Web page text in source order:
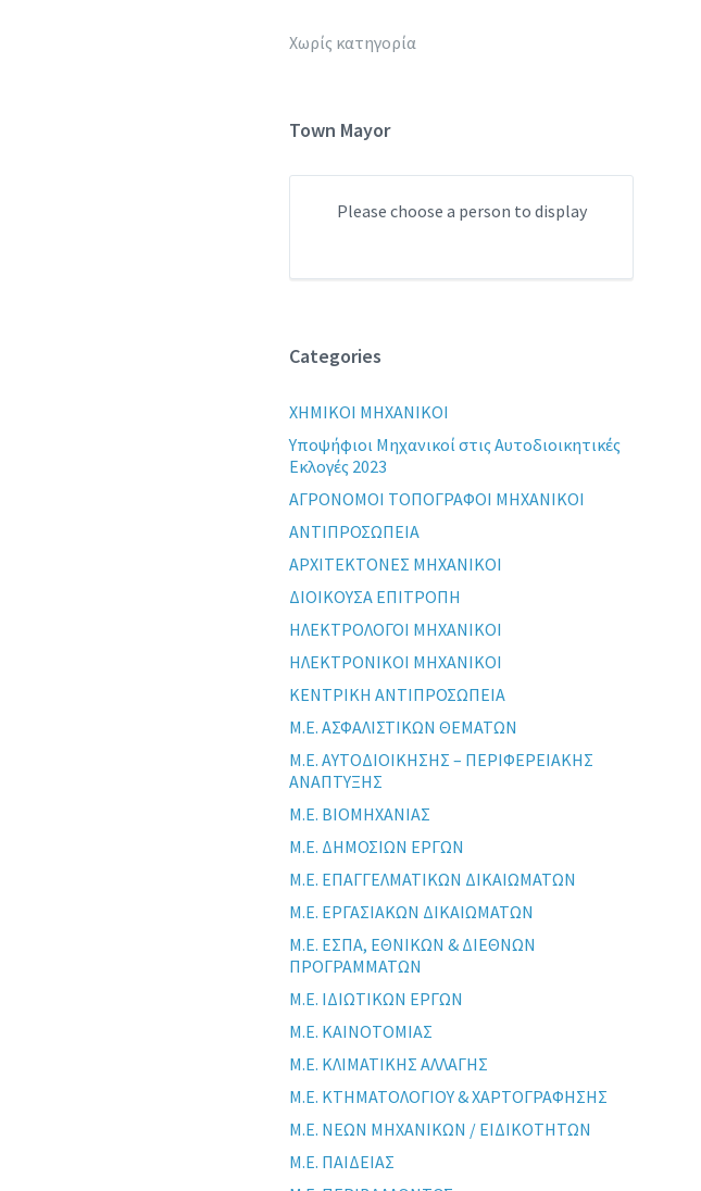
Χωρίς κατηγορία
Town Mayor
Please choose a person to display
Categories
XHMIKOI MHXANIKOI
Yποψήφιοι Μηχανικοί στις Αυτοδιοικητικές
Εκλογές 2023
ΑΓΡΟΝΟΜΟΙ ΤΟΠΟΓΡΑΦΟΙ ΜΗΧΑΝΙΚΟΙ
ΑΝΤΙΠΡΟΣΩΠΕΙΑ
ΑΡΧΙΤΕΚΤΟΝΕΣ ΜΗΧΑΝΙΚΟΙ
ΔΙΟΙΚΟΥΣΑ ΕΠΙΤΡΟΠΗ
ΗΛΕΚΤΡΟΛΟΓΟΙ ΜΗΧΑΝΙΚΟΙ
ΗΛΕΚΤΡΟΝΙΚΟΙ ΜΗΧΑΝΙΚΟΙ
ΚΕΝΤΡΙΚΗ ΑΝΤΙΠΡΟΣΩΠΕΙΑ
Μ.Ε. ΑΣΦΑΛΙΣΤΙΚΩΝ ΘΕΜΑΤΩΝ
Μ.Ε. ΑΥΤΟΔΙΟΙΚΗΣΗΣ – ΠΕΡΙΦΕΡΕΙΑΚΗΣ
ΑΝΑΠΤΥΞΗΣ
Μ.Ε. ΒΙΟΜΗΧΑΝΙΑΣ
Μ.Ε. ΔΗΜΟΣΙΩΝ ΕΡΓΩΝ
Μ.Ε. ΕΠΑΓΓΕΛΜΑΤΙΚΩΝ ΔΙΚΑΙΩΜΑΤΩΝ
Μ.Ε. ΕΡΓΑΣΙΑΚΩΝ ΔΙΚΑΙΩΜΑΤΩΝ
Μ.Ε. ΕΣΠΑ, ΕΘΝΙΚΩΝ & ΔΙΕΘΝΩΝ
ΠΡΟΓΡΑΜΜΑΤΩΝ
Μ.Ε. ΙΔΙΩΤΙΚΩΝ ΕΡΓΩΝ
Μ.Ε. ΚΑΙΝΟΤΟΜΙΑΣ
Μ.Ε. ΚΛΙΜΑΤΙΚΗΣ ΑΛΛΑΓΗΣ
Μ.Ε. ΚΤΗΜΑΤΟΛΟΓΙΟΥ & ΧΑΡΤΟΓΡΑΦΗΣΗΣ
Μ.Ε. ΝΕΩΝ ΜΗΧΑΝΙΚΩΝ / ΕΙΔΙΚΟΤΗΤΩΝ
Μ.Ε. ΠΑΙΔΕΙΑΣ